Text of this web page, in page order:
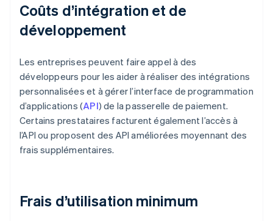
Coûts d’intégration et de
développement
Les entreprises peuvent faire appel à des
développeurs pour les aider à réaliser des intégrations
personnalisées et à gérer l’interface de programmation
d’applications (API) de la passerelle de paiement.
Certains prestataires facturent également l’accès à
l’API ou proposent des API améliorées moyennant des
frais supplémentaires.
Frais d’utilisation minimum